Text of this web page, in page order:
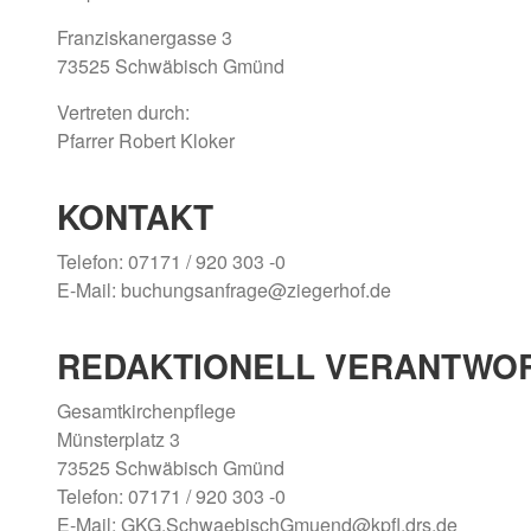
Franziskanergasse 3
73525 Schwäbisch Gmünd
Vertreten durch:
Pfarrer Robert Kloker
KONTAKT
Telefon: 07171 / 920 303 -0
E-Mail: buchungsanfrage@ziegerhof.de
REDAKTIONELL
Gesamtkirchenpflege
Münsterplatz 3
73525 Schwäbisch Gmünd
Telefon: 07171 / 920 303 -0
E-Mail: GKG.SchwaebischGmuend@kpfl.drs.de